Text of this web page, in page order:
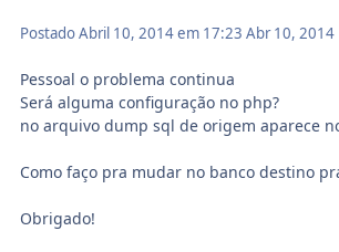
PostadoAbril 10, 2014 em 17:23 Abr 10, 2014
Pessoal o problema continua
Será alguma configuração no php?
no arquivo dump sql de origem aparece
Como faço pra mudar no banco destino
Obrigado!